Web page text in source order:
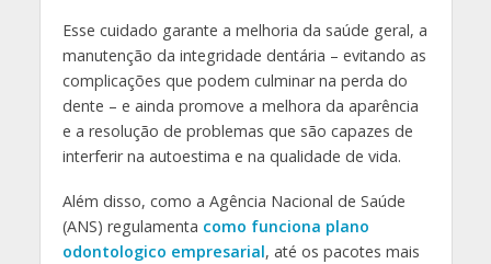
Esse cuidado garante a melhoria da saúde geral, a
manutenção da integridade dentária – evitando as
complicações que podem culminar na perda do
dente – e ainda promove a melhora da aparência
e a resolução de problemas que são capazes de
interferir na autoestima e na qualidade de vida.
Além disso, como a Agência Nacional de Saúde
(ANS) regulamenta como funciona plano
odontologico empresarial, até os pacotes mais